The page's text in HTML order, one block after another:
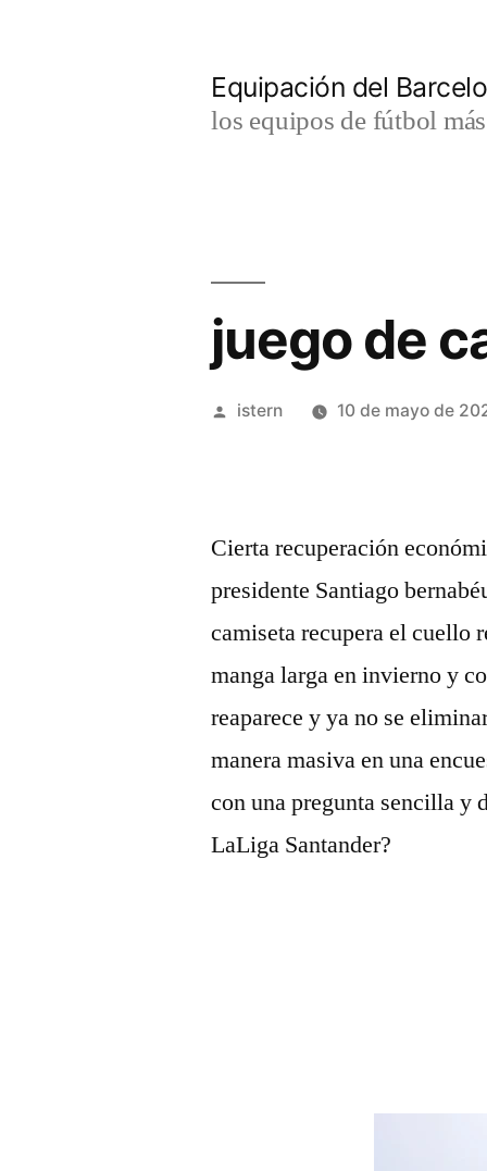
Equipación del
los equipos de fútbol
juego de
Publicado
istern 10 de mayo de
Cierta recuperación
presidente Santiago
camiseta recupera el cuello
manga larga en invierno y
reaparece y ya no se
manera masiva en una
con una pregunta sencilla y
LaLiga Santander?